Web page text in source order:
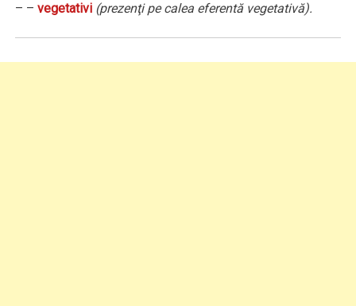
– –vegetativi (prezenţi pe calea eferentă vegetativă).